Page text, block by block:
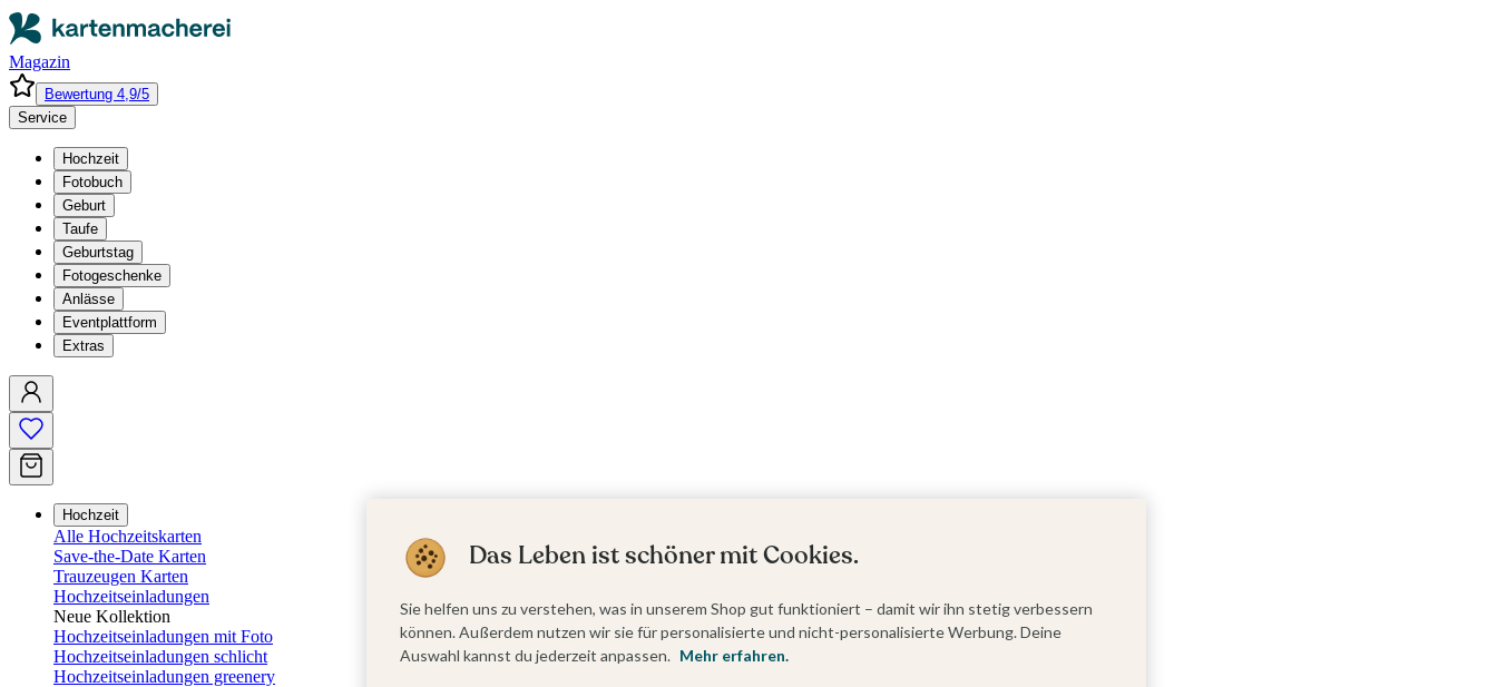
Magazin
Bewertung 4,9/5
Service
Hochzeit
Fotobuch
Geburt
Taufe
Geburtstag
Fotogeschenke
Anlässe
Eventplattform
Extras
Hochzeit
Alle Hochzeitskarten
Save-the-Date Karten
Trauzeugen Karten
Hochzeitseinladungen
Neue Kollektion
Hochzeitseinladungen mit Foto
Hochzeitseinladungen schlicht
Hochzeitseinladungen greenery
Das Leben ist schöner mit Cookies.
Sie helfen uns zu verstehen, was in unserem Shop gut funktioniert – damit wir ihn stetig verbessern
können. Außerdem nutzen wir sie für personalisierte und nicht-personalisierte Werbung. Deine
Auswahl kannst du jederzeit anpassen. Mehr erfahren.